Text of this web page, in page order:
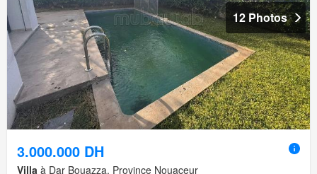
12 Photos
3.000.000 DH
Villa à Dar Bouazza, Province Nouaceur